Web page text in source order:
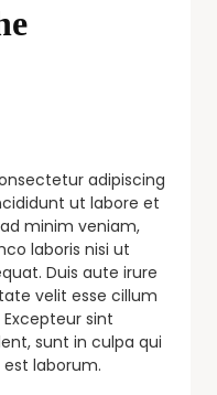
adipiscing
ut labore et
minim veniam,
laboris nisi ut
Duis aute irure
velit esse cillum
sint
sunt in culpa qui
laborum.